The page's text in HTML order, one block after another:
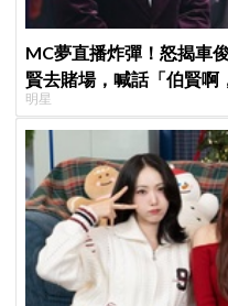
MC夢直播炸彈！怒揭車
賢去賭場，喊話「伯賢啊
明星